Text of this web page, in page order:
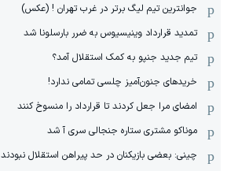
جوانترین تیم لیگ برتر در غرب تهران ! (عکس)
تمدید قرارداد وینیسیوس به ضرر بارسلونا شد
تیم جدید جنپو به کمک استقلال آمد؟
خریدهای جنون‌آمیز چلسی تمامی ندارد!
امضای مرا جعل کردند تا قرارداد را منسوخ کنند
موناکو مشتری ستاره جنجالی سری آ شد
چینی: بعضی بازیکنان در حد پیراهن استقلال نبودند